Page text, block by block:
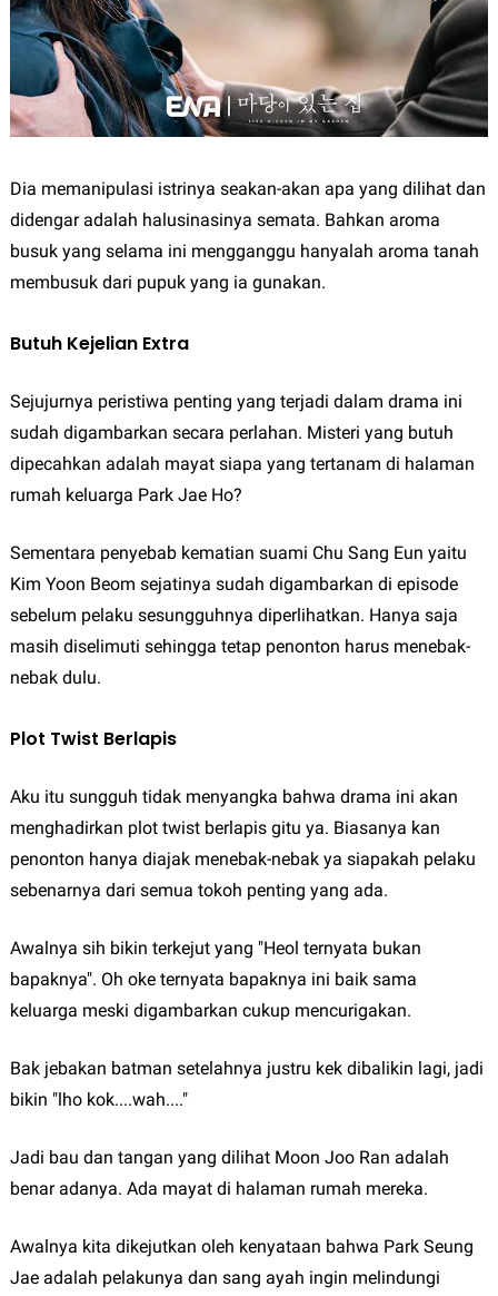
Dia memanipulasi istrinya seakan-akan apa yang dilihat dan
didengar adalah halusinasinya semata. Bahkan aroma
busuk yang selama ini mengganggu hanyalah aroma tanah
membusuk dari pupuk yang ia gunakan.
Butuh Kejelian Extra
Sejujurnya peristiwa penting yang terjadi dalam drama ini
sudah digambarkan secara perlahan. Misteri yang butuh
dipecahkan adalah mayat siapa yang tertanam di halaman
rumah keluarga Park Jae Ho?
Sementara penyebab kematian suami Chu Sang Eun yaitu
Kim Yoon Beom sejatinya sudah digambarkan di episode
sebelum pelaku sesungguhnya diperlihatkan. Hanya saja
masih diselimuti sehingga tetap penonton harus menebak-
nebak dulu.
Plot Twist Berlapis
Aku itu sungguh tidak menyangka bahwa drama ini akan
menghadirkan plot twist berlapis gitu ya. Biasanya kan
penonton hanya diajak menebak-nebak ya siapakah pelaku
sebenarnya dari semua tokoh penting yang ada.
Awalnya sih bikin terkejut yang "Heol ternyata bukan
bapaknya". Oh oke ternyata bapaknya ini baik sama
keluarga meski digambarkan cukup mencurigakan.
Bak jebakan batman setelahnya justru kek dibalikin lagi, jadi
bikin "lho kok....wah...."
Jadi bau dan tangan yang dilihat Moon Joo Ran adalah
benar adanya. Ada mayat di halaman rumah mereka.
Awalnya kita dikejutkan oleh kenyataan bahwa Park Seung
Jae adalah pelakunya dan sang ayah ingin melindungi